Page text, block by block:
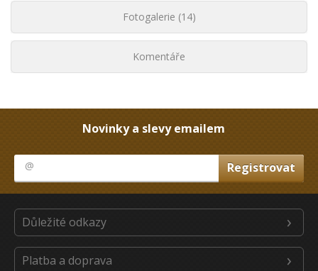
Fotogalerie (14)
Komentáře
Novinky a slevy emailem
Důležité odkazy
Platba a doprava